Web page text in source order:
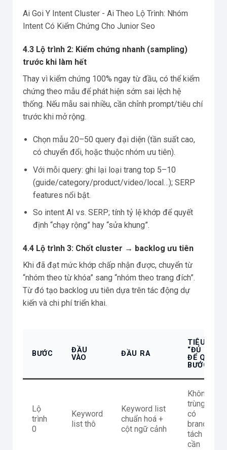
Ai Goi Y Intent Cluster - Ai Theo Lộ Trình: Nhóm
Intent Có Kiểm Chứng Cho Junior Seo
4.3 Lộ trình 2: Kiểm chứng nhanh (sampling)
trước khi làm hết
Thay vì kiểm chứng 100% ngay từ đầu, có thể kiểm
chứng theo mẫu để phát hiện sớm sai lệch hệ
thống. Nếu mẫu sai nhiều, cần chỉnh prompt/tiêu chí
trước khi mở rộng.
Chọn mẫu 20–50 query đại diện (tần suất cao,
có chuyển đổi, hoặc thuộc nhóm ưu tiên).
Với mỗi query: ghi lại loại trang top 5–10
(guide/category/product/video/local…); SERP
features nổi bật.
So intent AI vs. SERP; tính tỷ lệ khớp để quyết
định “chạy rộng” hay “sửa khung”.
4.4 Lộ trình 3: Chốt cluster → backlog ưu tiên
Khi đã đạt mức khớp chấp nhận được, chuyển từ
“nhóm theo từ khóa” sang “nhóm theo trang đích”.
Từ đó tạo backlog ưu tiên dựa trên tác động dự
kiến và chi phí triển khai.
BƯỚC
ĐẦU
VÀO
ĐẦU RA
TIÊU CHÍ
“ĐỦ TỐT”
ĐỂ QUA
BƯỚC
Lộ
trình
0
Keyword
list thô
Keyword list
chuẩn hoá +
cột ngữ cảnh
Không
trùng lặp,
có
brand/local
tách nếu
cần